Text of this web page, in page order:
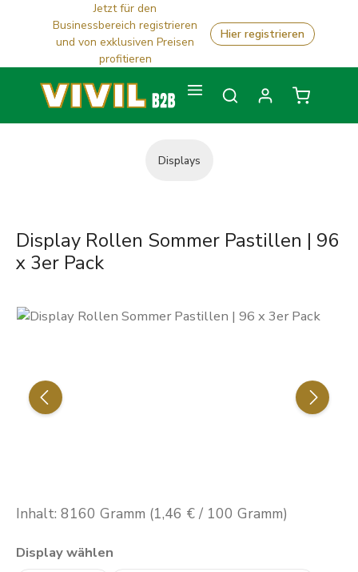
Zum Hauptinhalt springen
Jetzt für den
Businessbereich registrieren
und von exklusiven Preisen
profitieren
Hier registrieren
Displays
Display Rollen Sommer Pastillen | 96
x 3er Pack
Bildergalerie überspringen
Inhalt: 8160 Gramm (1,46 € / 100 Gramm)
Display wählen